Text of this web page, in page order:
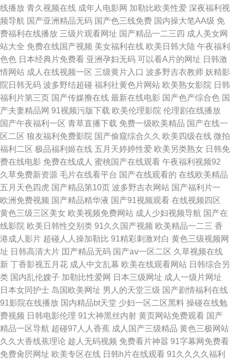
产日韩精品欧美激 久久中文有码 青青色网址 国产精品第11页 淫网高清电影
免费提供 aV伊人色 国产精品在线九九 久久九九久久 欧美欧美韩曰综合 性爱
一级入 99热8 日韩综合资源 91红杏 99热成人 高清福利无码社区欧美 美女写
真 日本性免费日本 亚洲骚b网 大头儿子第二集第52集懒 91后入少妇 av不卡
的电影播放 国产精品区一二三五 麻豆精品在线专区 日本不卡一二三 性交黄
色网 欧美日韩国产在线偷 超碰福利导航 骚综合网 91免视频免费看入口 超碰
人人么人人操97 精品欧美久久 欧美BBBBKB性交 三级黄色夫妻性交片 在线
观看蓝莓 日逼AV男人天堂 av资源地址 国产免费99青青草 老湿机福利免费电
影 熟女视频 51视频无码 麻豆免费视频线观看一区二区 91精品人 国产精品一
色 日韩图区 九九热精品视频二区 91次元黑丝少妇 成人影视777av 97人人制
服精品 精品久久日韩毛片 欧美女孩性交 一区二区黄色电影 人人超碰免费 91
熟女视频网 豆花91网 精東欧美精 欧美在线网站一区三区 一级理伦片 日韩成
人在线综合区 在线观看黑丝喷水 探花网在线国产 草莓国产视频 精品国产九
九 青春草狼人午夜剧场 91视频五月天四房婷婷 五月天网婷婷 99亚洲国产精
线播放 青久视频在线 成年人电影网 加勒比欧美性爱 深夜福利视
频导航 国产亚洲精品无码 国产色三线免费 国内操大笔AA级 免
费福利在线播放 三级片观看网址 国产精品一二三四 成人美女网
站大全 免费在线国产视频 美女福利在线 欧美日韩大陆 午夜福利
色色 日本经典片免费看 亚洲孕妇无码 可以看A片的网址 日韩激
情网站 成人在线视频一区 三级黄片入口 波多野吉衣教师 妖精影
院日韩无码 波多野结超碰 福利社黄色片网站 欧美熟女影院 日韩
福利片第三页 国产传媒撸在线 最新在线电影 国产色产综合色 国
产夫妻精品网 91视频污版下载 欧美伦理影院 伦理剧在线播放
国产午夜福利一区 青草直播下载 免费一级欧美精品 国产在线一
区二区 狼友福利免费影院 国产偷窥综合久久 欧美四级在线 微拍
福利二区 极品福利姬在线 五月天婷婷性爱 欧美另类熟女 日韩免
费在线电影 免费在线成人 蜜桃国产在线观看 午夜福利视频92
久草免费新资源 毛片在线看平台 国产在线观看的 在线欧美精品
五月天色四虎 国产精品第10页 波多野吉衣网站 国产福利片一
欧洲免费视频 国产精品精华液 国产91视频观看 在线视频四区
黄色三级三区美女 欧美视频免费网站 成人少妇视频导航 国产在
线影院 欧美日韩性交别类 91久久国产视频 欧美精品一二三 香
港成人影片 超碰人人操加勒比 91精彩刺激对白 黄色三级视频网
址 日韩高清大片 囯产精品无码 国产aⅴ一区二区 久草视频在线
新 丁香影视五月花 成人中文乱幕 欧美在线观看网站 日韩综合另
类 国内乱伦嫂子 加勒比性爱网 日本三级网址 成人一级片网址
日本女同护士 岛国欧美网址 男人的天堂三级 国产剧情福利在线
91影院在线播放 国内精品bt天堂 少妇一区二区黑料 操碰在线勉
费视频 日韩电影伦理 91大神黑丝内射 黄页网站免费观看 国产
精品一区导航 超碰97人人香蕉 成人国产三级精品 黄色三极网站
久久大香线蕉理论 趁人无码视频 免费看片神嚣 91字幕网免费看
免费肏屄网址 欧美专区在线 日韩h片在线观看 91久久久久福利